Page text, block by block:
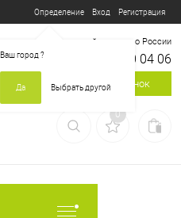
Определение
Ваш город?
Да Выбрать другой
Вход Регистрация
Бесплатный звонок по России
8 800 700 04 06
Заказать звонок
0